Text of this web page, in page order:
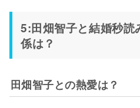
5:田畑智子と結婚秒読
係は？
田畑智子との熱愛は？